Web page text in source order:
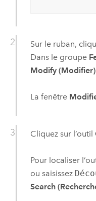
Sur le ruban,
Dans le groupe
Modify (Modifier)
La fenêtre
Cliquez sur l’outil
Pour localiser
ou saisissez
Search